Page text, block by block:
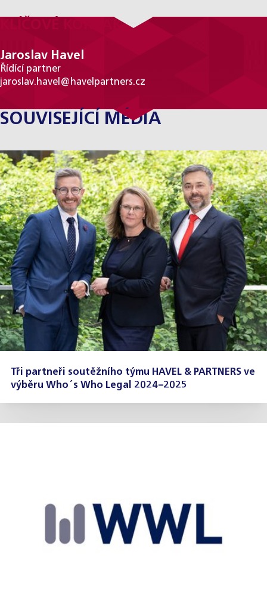
KLÍČOVÉ KONTAKTY
Jaroslav Havel
Řídící partner
jaroslav.havel@havelpartners.cz
SOUVISEJÍCÍ MÉDIA
Tři partneři soutěžního týmu HAVEL & PARTNERS ve
výběru Who´s Who Legal 2024–2025